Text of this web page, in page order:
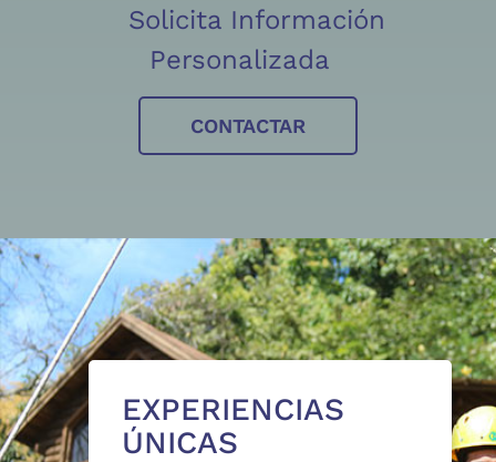
Solicita Información
Personalizada
CONTACTAR
EXPERIENCIAS
ÚNICAS